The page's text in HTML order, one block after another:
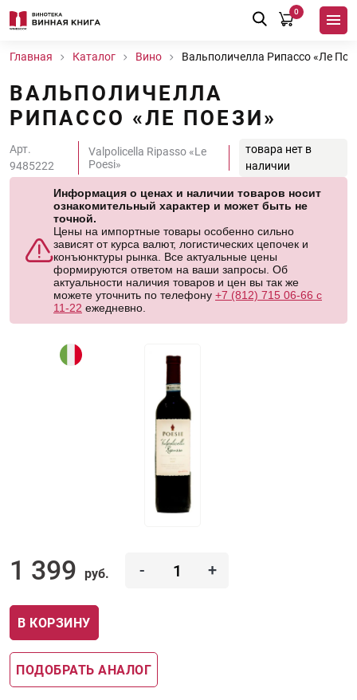
0
Главная Каталог Вино Вальполичелла Рипассо «Ле
ВАЛЬПОЛИЧЕЛЛА
РИПАССО «ЛЕ ПОЕЗИ»
Арт.
9485222
Valpolicella Ripasso «Le
Poesi»
товара нет в
наличии
Информация о ценах и наличии товаров носит
ознакомительный характер и может быть не
точной.
Цены на импортные товары особенно сильно
зависят от курса валют, логистических цепочек и
конъюнктуры рынка. Все актуальные цены
формируются ответом на ваши запросы. Об
актуальности наличия товаров и цен вы так же
можете уточнить по телефону +7 (812) 715 06-66 с
11-22 ежедневно.
1 399 руб. - +
В КОРЗИНУ
ПОДОБРАТЬ АНАЛОГ